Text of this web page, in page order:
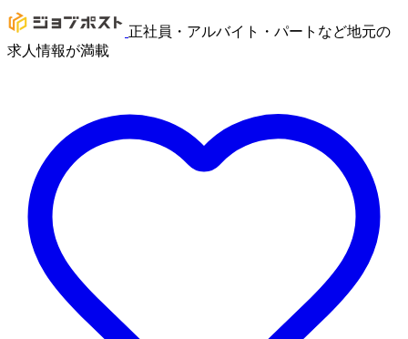
正社員・アルバイト・パートなど地元の
求人情報が満載